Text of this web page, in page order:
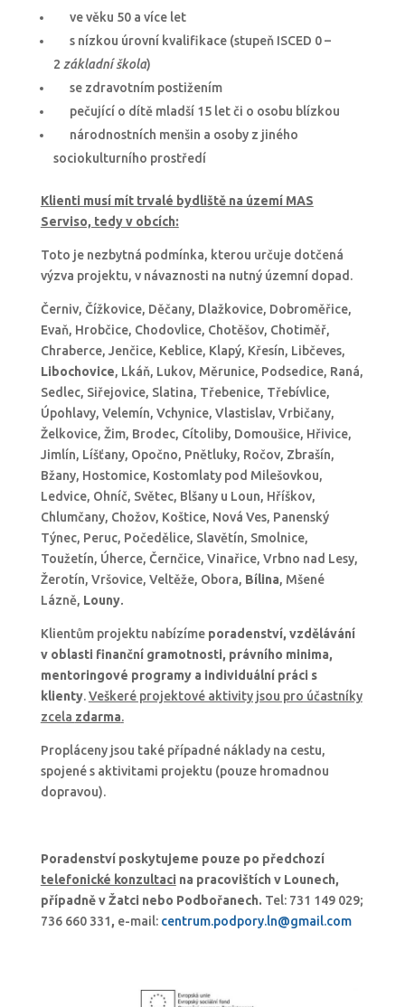
ve věku 50 a více let
s nízkou úrovní kvalifikace (stupeň ISCED 0 –
2 základní škola)
se zdravotním postižením
pečující o dítě mladší 15 let či o osobu blízkou
národnostních menšin a osoby z jiného
sociokulturního prostředí
Klienti musí mít trvalé bydliště na území MAS
Serviso, tedy v obcích:
Toto je nezbytná podmínka, kterou určuje dotčená
výzva projektu, v návaznosti na nutný územní dopad.
Černiv, Čížkovice, Děčany, Dlažkovice, Dobroměřice,
Evaň, Hrobčice, Chodovlice, Chotěšov, Chotiměř,
Chraberce, Jenčice, Keblice, Klapý, Křesín, Libčeves,
Libochovice, Lkáň, Lukov, Měrunice, Podsedice, Raná,
Sedlec, Siřejovice, Slatina, Třebenice, Třebívlice,
Úpohlavy, Velemín, Vchynice, Vlastislav, Vrbičany,
Želkovice, Žim, Brodec, Cítoliby, Domoušice, Hřivice,
Jimlín, Líšťany, Opočno, Pnětluky, Ročov, Zbrašín,
Bžany, Hostomice, Kostomlaty pod Milešovkou,
Ledvice, Ohníč, Světec, Blšany u Loun, Hříškov,
Chlumčany, Chožov, Koštice, Nová Ves, Panenský
Týnec, Peruc, Počedělice, Slavětín, Smolnice,
Toužetín, Úherce, Černčice, Vinařice, Vrbno nad Lesy,
Žerotín, Vršovice, Veltěže, Obora, Bílina, Mšené
Lázně, Louny.
Klientům projektu nabízíme poradenství, vzdělávání
v oblasti finanční gramotnosti, právního minima,
mentoringové programy a individuální práci s
klienty.Veškeré projektové aktivity jsou pro účastníky
zcela zdarma.
Propláceny jsou také případné náklady na cestu,
spojené s aktivitami projektu (pouze hromadnou
dopravou).
Poradenství poskytujeme pouze po předchozí
telefonické konzultaci na pracovištích v Lounech,
případně v Žatci nebo Podbořanech. Tel: 731 149 029;
736 660 331, e-mail: centrum.podpory.ln@gmail.com